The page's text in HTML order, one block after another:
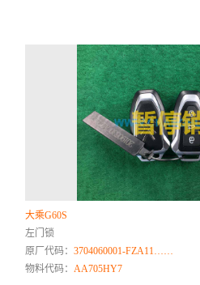
大乘G60S
左门锁
原厂代码：3704060001-FZA11……
物料代码：AA705HY7